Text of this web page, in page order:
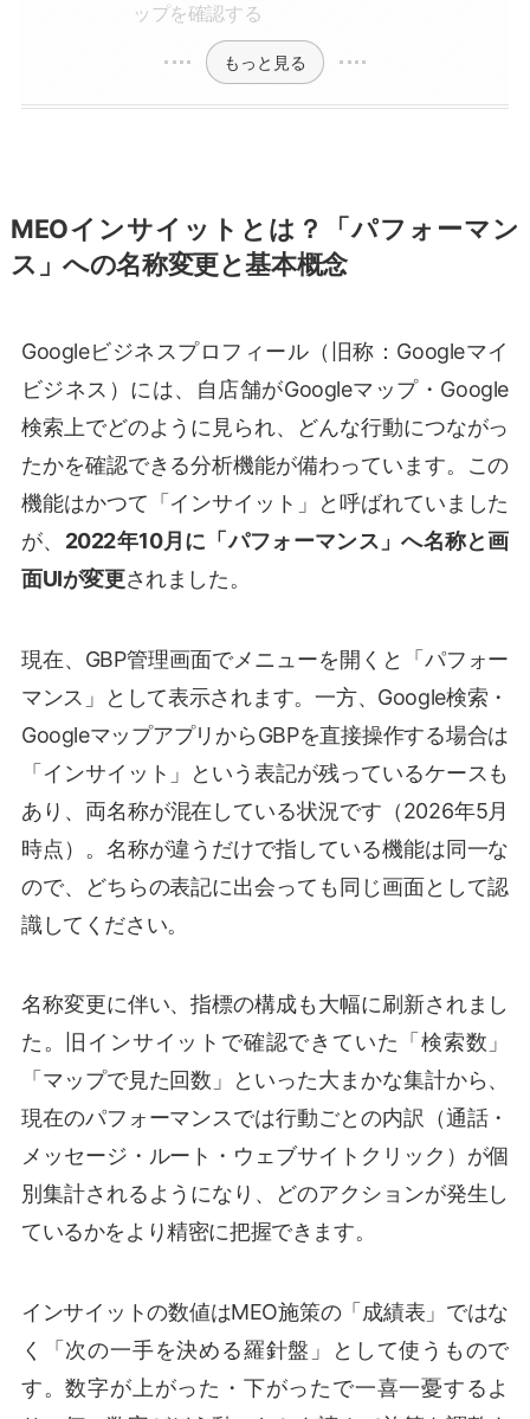
ップを確認する
もっと見る
MEOインサイットとは？「パフォーマン
ス」への名称変更と基本概念
Googleビジネスプロフィール（旧称：Googleマイ
ビジネス）には、自店舗がGoogleマップ・Google
検索上でどのように見られ、どんな行動につながっ
たかを確認できる分析機能が備わっています。この
機能はかつて「インサイット」と呼ばれていました
が、 2022年10月に「パフォーマンス」へ名称と画
面UIが変更されました。
現在、GBP管理画面でメニューを開くと「パフォー
マンス」として表示されます。一方、Google検索・
GoogleマップアプリからGBPを直接操作する場合は
「インサイット」という表記が残っているケースも
あり、両名称が混在している状況です（2026年5月
時点）。名称が違うだけで指している機能は同一な
ので、どちらの表記に出会っても同じ画面として認
識してください。
名称変更に伴い、指標の構成も大幅に刷新されまし
た。旧インサイットで確認できていた「検索数」
「マップで見た回数」といった大まかな集計から、
現在のパフォーマンスでは行動ごとの内訳（通話・
メッセージ・ルート・ウェブサイトクリック）が個
別集計されるようになり、どのアクションが発生し
ているかをより精密に把握できます。
インサイットの数値はMEO施策の「成績表」ではな
く「次の一手を決める羅針盤」として使うもので
す。数字が上がった・下がったで一喜一憂するよ